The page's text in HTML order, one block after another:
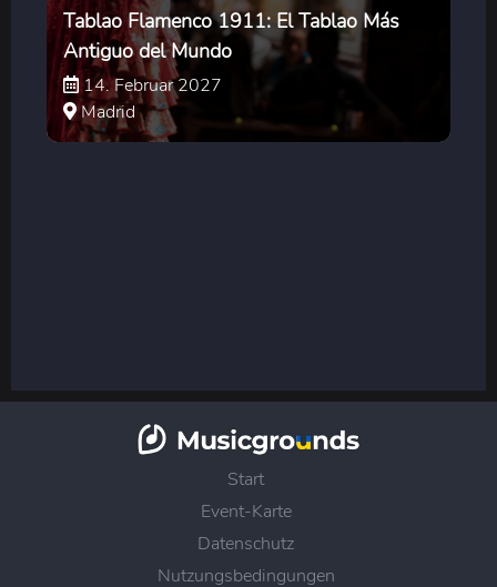
Tablao Flamenco 1911: El Tablao Más
Antiguo del Mundo
14. Februar 2027
Madrid
Start
Event-Karte
Datenschutz
Nutzungsbedingungen